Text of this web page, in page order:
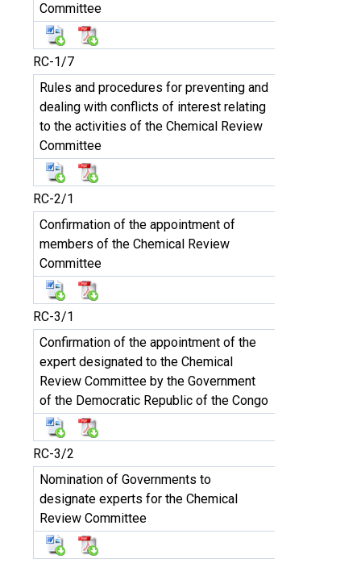
Committee
RC-1/7
Rules and procedures for preventing and
dealing with conflicts of interest relating
to the activities of the Chemical Review
Committee
RC-2/1
Confirmation of the appointment of
members of the Chemical Review
Committee
RC-3/1
Confirmation of the appointment of the
expert designated to the Chemical
Review Committee by the Government
of the Democratic Republic of the Congo
RC-3/2
Nomination of Governments to
designate experts for the Chemical
Review Committee